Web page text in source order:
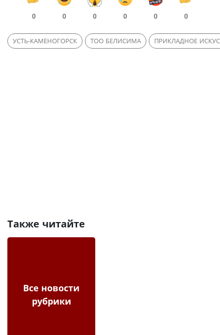
0 0 0 0 0 0
УСТЬ-КАМЕНОГОРСК ТОО БЕЛИСИМА ПРИКЛАДНОЕ
Также читайте
Все новости
рубрики